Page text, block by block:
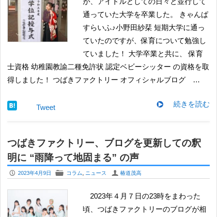
通っていた大学を卒業した。 きゃんぱ
すらいふ♪小野田紗栞 短期大学に通っ
ていたのですが、保育について勉強し
ていました！ 大学卒業と共に、 保育
士資格 幼稚園教諭二種免許状 認定ベビーシッター の資格を取
得しました！ つばきファクトリー オフィシャルブログ …
続きを読む
Tweet
つばきファクトリー、ブログを更新しての釈
明に “雨降って地固まる” の声
P 2023年4月9日 F コラム ニュース U 椿道茂高
2023年４月７日の23時をまわった
頃、つばきファクトリーのブログが相